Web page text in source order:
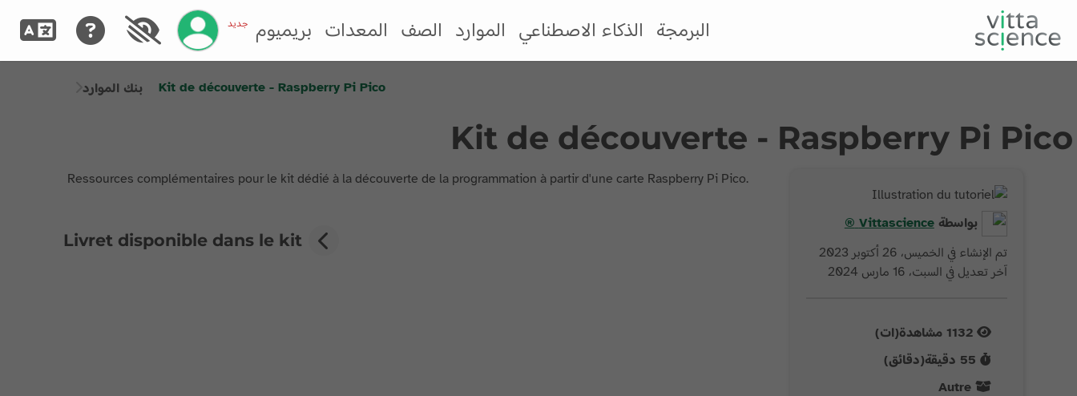
البرمجة الذكاء الاصطناعي الموارد الصف المعدات بريميوم جديد إدارة حسابك
بنك الموارد Kit de découverte - Raspberry Pi Pico
Kit de découverte - Raspberry Pi Pico
بواسطةVittascience
®
تم الإنشاء في الخميس، 26 أكتوبر 2023
آخر تعديل في السبت، 16 مارس 2024
1132 مشاهدة(ات)
55 دقيقة(دقائق)
Autre
Ressources complémentaires pour le kit dédié à la découverte de la programmation à partir d'une carte Raspberry Pi Pico.
Livret disponible dans le kit